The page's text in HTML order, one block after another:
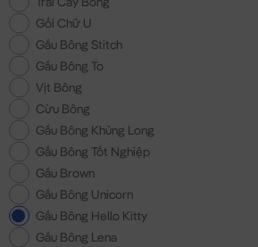
Gối Chữ U
Gấu Bông Stitch
Gấu Bông To
Vịt Bông
Cừu Bông
Gấu Bông Khủng Long
Gấu Bông Tốt Nghiệp
Gấu Brown
Gấu Bông Unicorn
Gấu Bông Hello Kitty
Gấu Bông Lena